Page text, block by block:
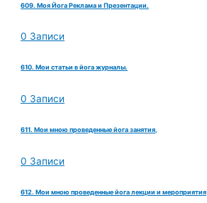
609. Моя Йога Реклама и Презентации.
0 Записи
610. Мои статьи в йога журналы.
0 Записи
611. Мои мною проведенные йога занятия,
0 Записи
612. Мои мною проведенные йога лекции и мероприятия